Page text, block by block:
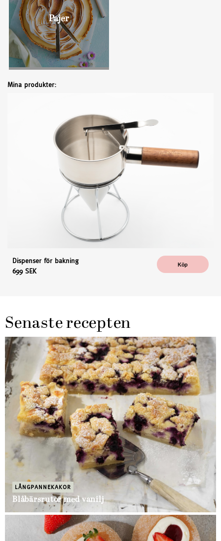
Pajer
Mina produkter:
Dispenser för bakning
699 SEK
Köp
Senaste recepten
LÅNGPANNEKAKOR
Blåbärsrutor med vanilj